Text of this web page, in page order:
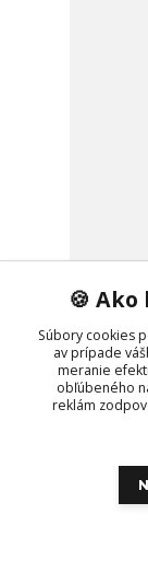
Trblietavé
96,75 EUR
🍪
Súbory cookies
av prípade
meranie
obľúbeného
reklám